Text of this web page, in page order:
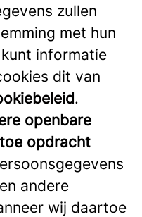
zullen
met hun
informatie
dit van
.
openbare
opdracht
andere
wij daartoe